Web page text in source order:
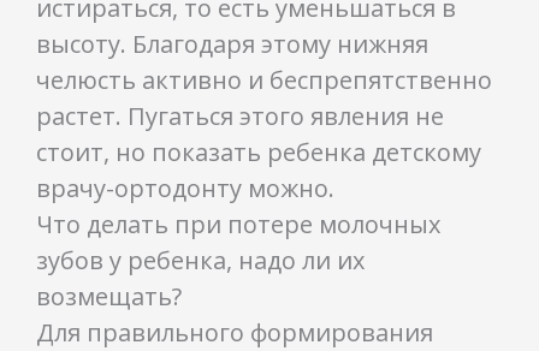
истираться, то есть уменьшаться в
высоту. Благодаря этому нижняя
челюсть активно и беспрепятственно
растет. Пугаться этого явления не
стоит, но показать ребенка детскому
врачу-ортодонту можно.
Что делать при потере молочных
зубов у ребенка, надо ли их
возмещать?
Для правильного формирования